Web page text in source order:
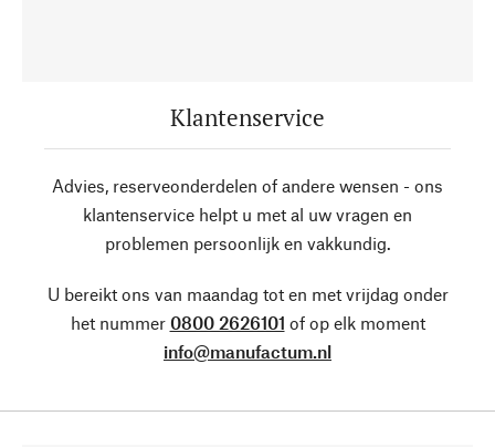
Klantenservice
Advies, reserveonderdelen of andere wensen - ons
klantenservice helpt u met al uw vragen en
problemen persoonlijk en vakkundig.
U bereikt ons van maandag tot en met vrijdag onder
het nummer 0800 2626101 of op elk moment
info@manufactum.nl